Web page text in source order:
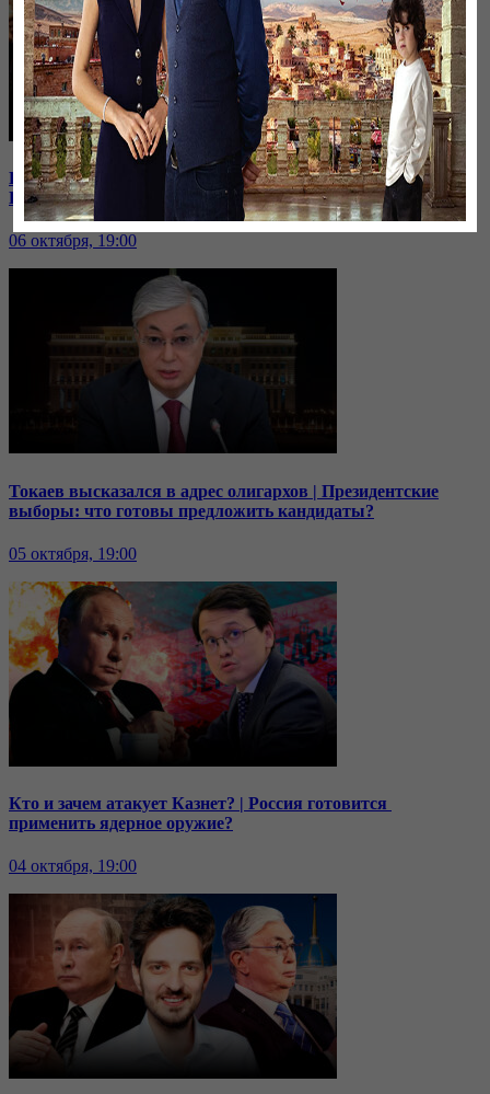
В Иране к протестующим присоединились школьницы |
Кто из политиков готов встать в оппозицию?
06 октября, 19:00
Токаев высказался в адрес олигархов | Президентские
выборы: что готовы предложить кандидаты?
05 октября, 19:00
Кто и зачем атакует Казнет? | Россия готовится
применить ядерное оружие?
04 октября, 19:00